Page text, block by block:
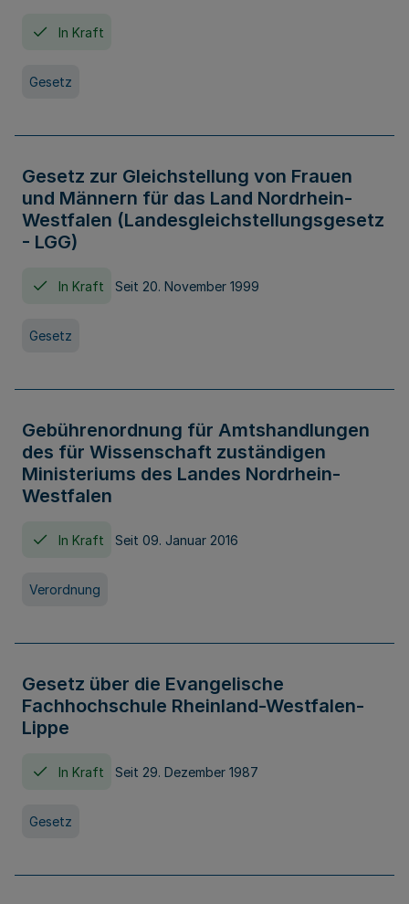
In Kraft
Gesetz
Gesetz zur Gleichstellung von Frauen
und Männern für das Land Nordrhein-
Westfalen (Landesgleichstellungsgesetz
- LGG)
In Kraft Seit 20. November 1999
Gesetz
Gebührenordnung für Amtshandlungen
des für Wissenschaft zuständigen
Ministeriums des Landes Nordrhein-
Westfalen
In Kraft Seit 09. Januar 2016
Verordnung
Gesetz über die Evangelische
Fachhochschule Rheinland-Westfalen-
Lippe
In Kraft Seit 29. Dezember 1987
Gesetz